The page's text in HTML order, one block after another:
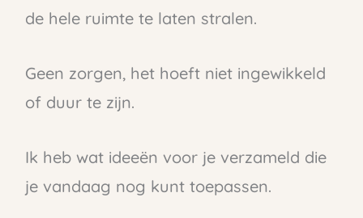
de hele ruimte te laten stralen.
Geen zorgen, het hoeft niet ingewikkeld
of duur te zijn.
Ik heb wat ideeën voor je verzameld die
je vandaag nog kunt toepassen.